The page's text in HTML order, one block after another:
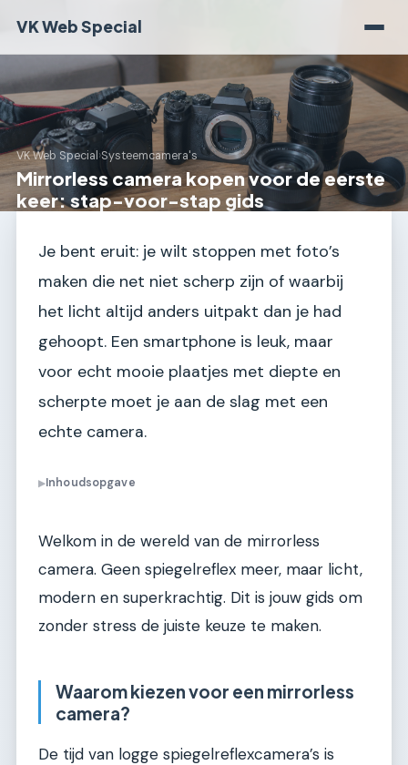
VK Web Special
VK Web Special›Systeemcamera's
Mirrorless camera kopen voor de eerste
keer: stap-voor-stap gids
Je bent eruit: je wilt stoppen met foto’s
maken die net niet scherp zijn of waarbij
het licht altijd anders uitpakt dan je had
gehoopt. Een smartphone is leuk, maar
voor echt mooie plaatjes met diepte en
scherpte moet je aan de slag met een
echte camera.
▶Inhoudsopgave
Welkom in de wereld van de mirrorless
camera. Geen spiegelreflex meer, maar licht,
modern en superkrachtig. Dit is jouw gids om
zonder stress de juiste keuze te maken.
Waarom kiezen voor een mirrorless
camera?
De tijd van logge spiegelreflexcamera’s is